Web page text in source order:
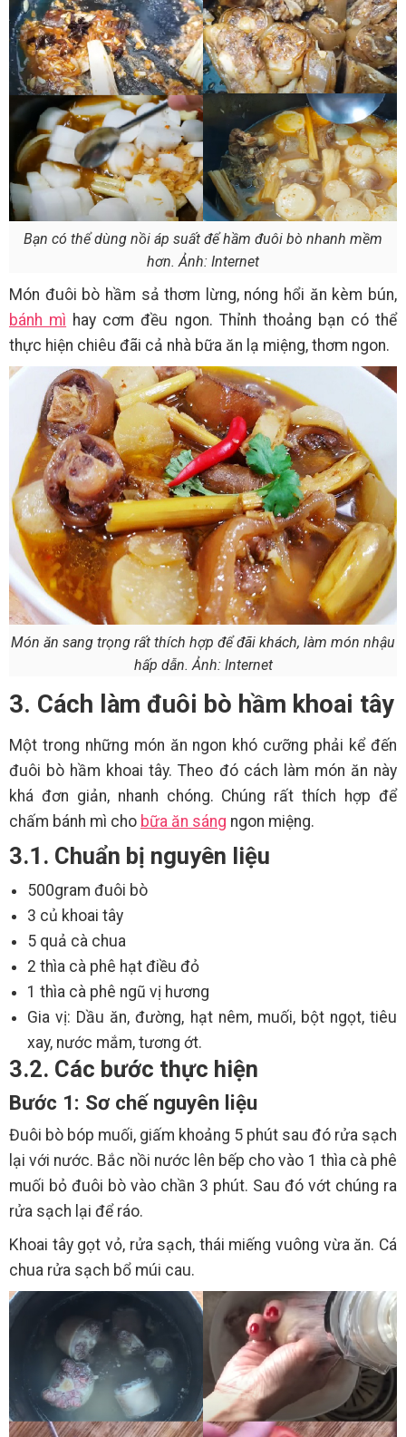
Bạn có thể dùng nồi áp suất để hầm đuôi bò nhanh mềm
hơn. Ảnh: Internet
Món đuôi bò hầm sả thơm lừng, nóng hổi ăn kèm bún,
bánh mì hay cơm đều ngon. Thỉnh thoảng bạn có thể
thực hiện chiêu đãi cả nhà bữa ăn lạ miệng, thơm ngon.
Món ăn sang trọng rất thích hợp để đãi khách, làm món nhậu
hấp dẫn. Ảnh: Internet
3. Cách làm đuôi bò hầm khoai tây
Một trong những món ăn ngon khó cưỡng phải kể đến
đuôi bò hầm khoai tây. Theo đó cách làm món ăn này
khá đơn giản, nhanh chóng. Chúng rất thích hợp để
chấm bánh mì cho bữa ăn sáng ngon miệng.
3.1. Chuẩn bị nguyên liệu
500gram đuôi bò
3 củ khoai tây
5 quả cà chua
2 thìa cà phê hạt điều đỏ
1 thìa cà phê ngũ vị hương
Gia vị: Dầu ăn, đường, hạt nêm, muối, bột ngọt, tiêu
xay, nước mắm, tương ớt.
3.2. Các bước thực hiện
Bước 1: Sơ chế nguyên liệu
Đuôi bò bóp muối, giấm khoảng 5 phút sau đó rửa sạch
lại với nước. Bắc nồi nước lên bếp cho vào 1 thìa cà phê
muối bỏ đuôi bò vào chần 3 phút. Sau đó vớt chúng ra
rửa sạch lại để ráo.
Khoai tây gọt vỏ, rửa sạch, thái miếng vuông vừa ăn. Cá
chua rửa sạch bổ múi cau.